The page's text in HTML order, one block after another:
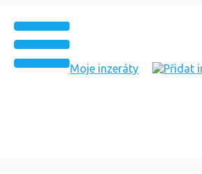
Moje inzeráty